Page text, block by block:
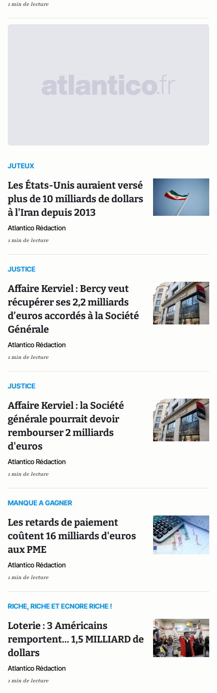
1 min de lecture
JUTEUX
Les États-Unis auraient versé
plus de 10 milliards de dollars
à l'Iran depuis 2013
Atlantico Rédaction
1 min de lecture
JUSTICE
Affaire Kerviel : Bercy veut
récupérer ses 2,2 milliards
d’euros accordés à la Société
Générale
Atlantico Rédaction
1 min de lecture
JUSTICE
Affaire Kerviel : la Société
générale pourrait devoir
rembourser 2 milliards
d'euros
Atlantico Rédaction
1 min de lecture
MANQUE A GAGNER
Les retards de paiement
coûtent 16 milliards d'euros
aux PME
Atlantico Rédaction
1 min de lecture
RICHE, RICHE ET ECNORE RICHE !
Loterie : 3 Américains
remportent... 1,5 MILLIARD de
dollars
Atlantico Rédaction
1 min de lecture